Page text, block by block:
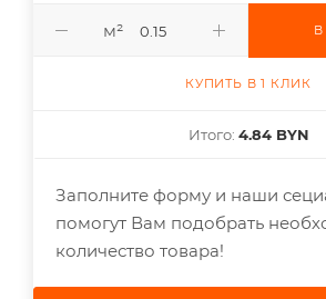
м²
КУПИТЬ В 1 КЛИК
Итого: 4.84 BYN
Заполните форму и наши
помогут Вам подобрать
количество товара!